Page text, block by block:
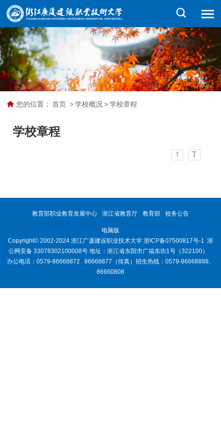
您的位置： 首页 > 学校概况 > 学校章程
学校章程
T T
教育部职业教育发展中心 浙江省教育厅 教育部 校务公告
电脑版
Copyright© 2002-2024 浙江广厦建设职业技术大学 浙ICP备07500817号-1
浙
公网安备 33078302100008号 地址：浙江省东阳市广福东街1号（322100）
办公电话：0579-86668872 86668877（传真）招生热线：0579-86668888、
86660808